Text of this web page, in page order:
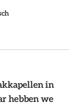
in
hebben we